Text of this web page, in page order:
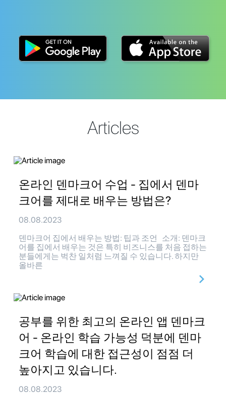
Articles
온라인 덴마크어 수업 - 집에서 덴마
크어를 제대로 배우는 방법은?
08.08.2023
덴마크어 집에서 배우는 방법: 팁과 조언 소개: 덴마크
어를 집에서 배우는 것은 특히 비즈니스를 처음 접하는
분들에게는 벅찬 일처럼 느껴질 수 있습니다. 하지만
올바른
공부를 위한 최고의 온라인 앱 덴마크
어 - 온라인 학습 가능성 덕분에 덴마
크어 학습에 대한 접근성이 점점 더
높아지고 있습니다.
08.08.2023